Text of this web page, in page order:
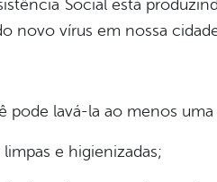
Social está
novo vírus em nossa
pode lavá-la ao menos
e higienizadas;